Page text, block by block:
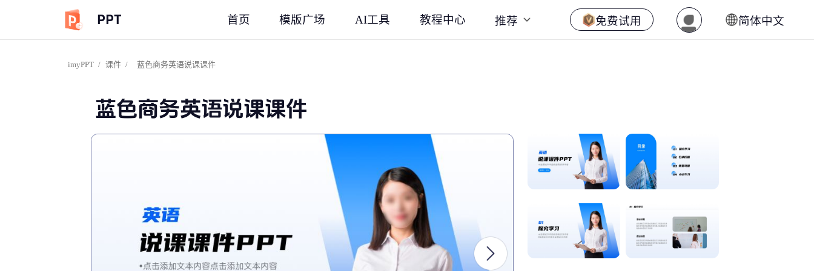
PPT 首页 模版广场 AI工具 教程中心 推荐 免费试用 简体中文
imyPPT / 课件 / 蓝色商务英语说课课件
蓝色商务英语说课课件